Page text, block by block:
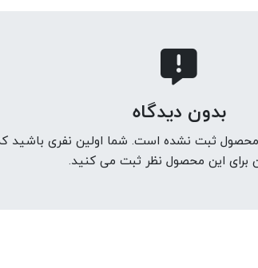
بدون دیدگاه
محصول ثبت نشده است. شما اولین نفری باشید
برای این محصول نظر ثبت می کنید.